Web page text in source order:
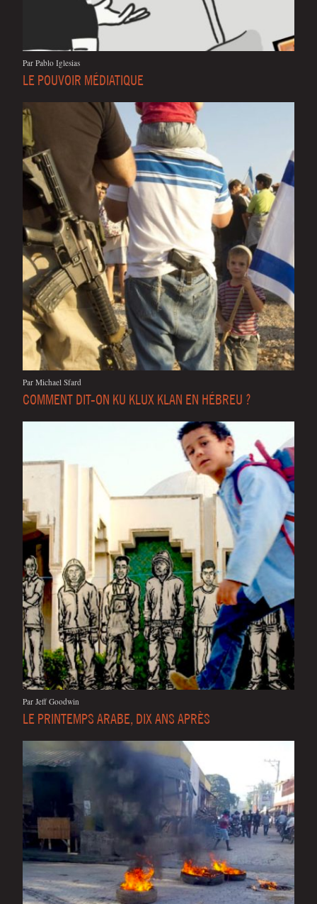
Par Pablo Iglesias
LE POUVOIR MÉDIATIQUE
Par Michael Sfard
COMMENT DIT-ON KU KLUX KLAN EN HÉBREU ?
Par Jeff Goodwin
LE PRINTEMPS ARABE, DIX ANS APRÈS